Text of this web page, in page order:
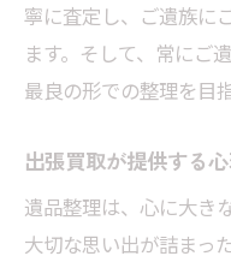
寧に査定し、ご遺族に
ます。そして、常にご
最良の形での整理を目
出張買取が提供する
遺品整理は、心に大き
大切な思い出が詰まっ